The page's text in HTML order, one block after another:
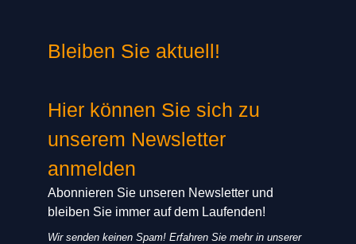
Bleiben Sie aktuell!
Hier können Sie sich zu
unserem Newsletter
anmelden
Abonnieren Sie unseren Newsletter und
bleiben Sie immer auf dem Laufenden!
Wir senden keinen Spam! Erfahren Sie mehr in unserer